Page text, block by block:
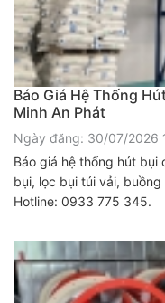
Báo Giá Hệ Thống
Minh An Phát
Ngày đăng: 30/07/2026
Báo giá hệ thống hút
bụi, lọc bụi túi vải,
Hotline: 0933 775 345.